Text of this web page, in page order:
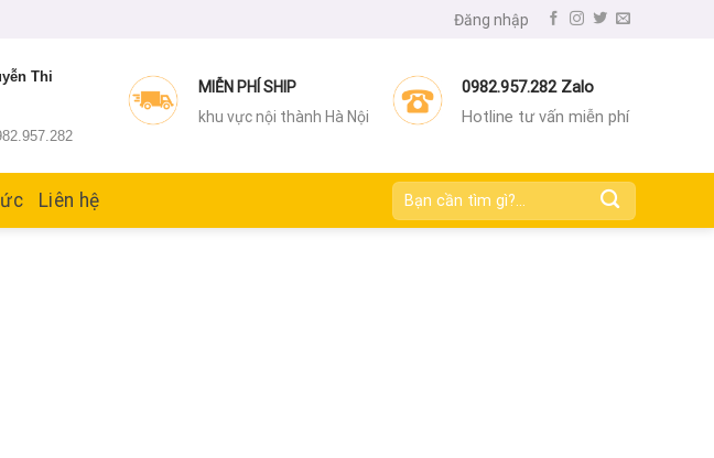
Đăng nhập
Thi
MIỄN PHÍ SHIP
khu vực nội thành Hà Nội
0982.957.282 Zalo
Hotline tư vấn miễn phí
Liên hệ
Tìm
kiếm: